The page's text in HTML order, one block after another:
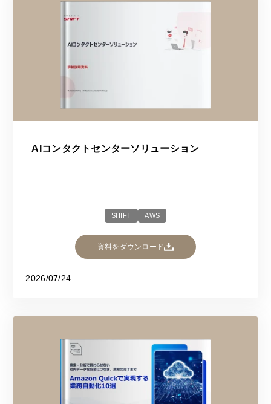
AIコンタクトセンターソリューション
SHIFT AWS
資料をダウンロード
2026/07/24